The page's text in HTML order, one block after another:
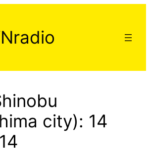
city): 14